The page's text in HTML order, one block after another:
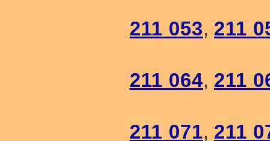
211 053, 211
211 064, 211
211 071, 211